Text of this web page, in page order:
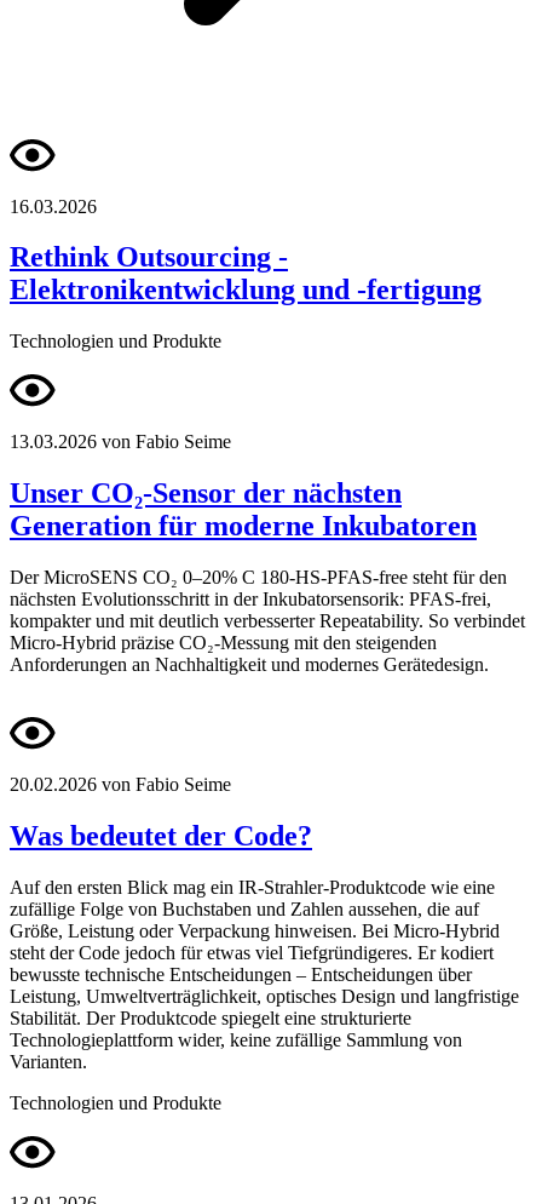
16.03.2026
Rethink Outsourcing -
Elektronikentwicklung und -fertigung
Technologien und Produkte
13.03.2026 von Fabio Seime
Unser CO₂-Sensor der nächsten
Generation für moderne Inkubatoren
Der MicroSENS CO₂ 0–20% C 180-HS-PFAS-free steht für den
nächsten Evolutionsschritt in der Inkubatorsensorik: PFAS-frei,
kompakter und mit deutlich verbesserter Repeatability. So verbindet
Micro-Hybrid präzise CO₂-Messung mit den steigenden
Anforderungen an Nachhaltigkeit und modernes Gerätedesign.
20.02.2026 von Fabio Seime
Was bedeutet der Code?
Auf den ersten Blick mag ein IR-Strahler-Produktcode wie eine
zufällige Folge von Buchstaben und Zahlen aussehen, die auf
Größe, Leistung oder Verpackung hinweisen. Bei Micro-Hybrid
steht der Code jedoch für etwas viel Tiefgründigeres. Er kodiert
bewusste technische Entscheidungen – Entscheidungen über
Leistung, Umweltverträglichkeit, optisches Design und langfristige
Stabilität. Der Produktcode spiegelt eine strukturierte
Technologieplattform wider, keine zufällige Sammlung von
Varianten.
Technologien und Produkte